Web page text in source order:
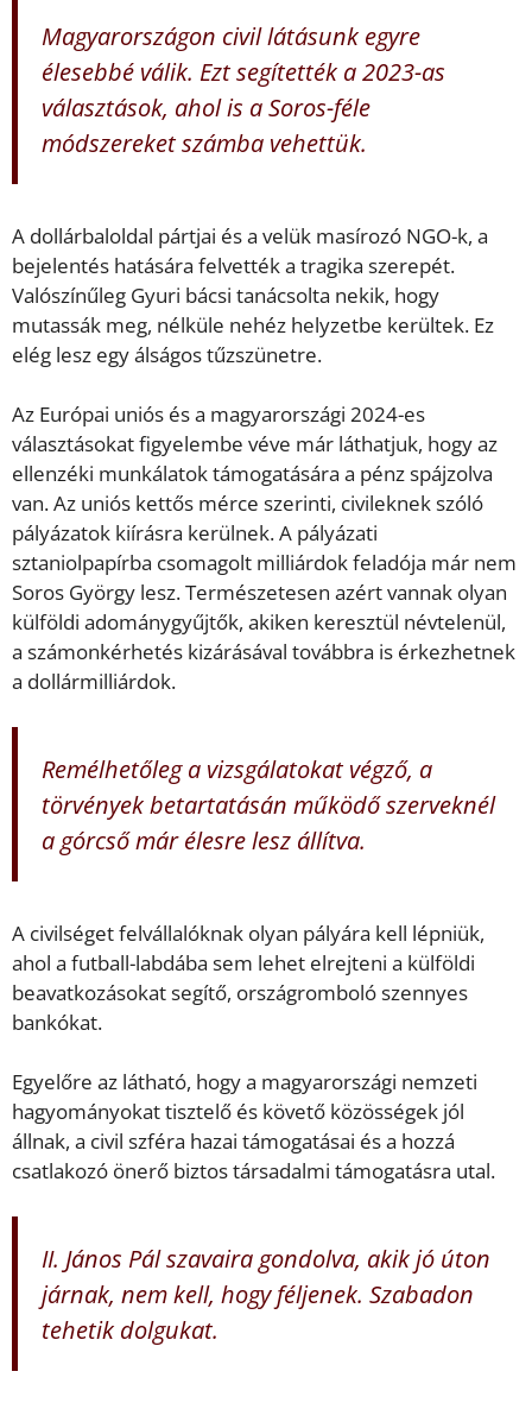
Magyarországon civil látásunk egyre
élesebbé válik. Ezt segítették a 2023-as
választások, ahol is a Soros-féle
módszereket számba vehettük.
A dollárbaloldal pártjai és a velük masírozó NGO-k, a
bejelentés hatására felvették a tragika szerepét.
Valószínűleg Gyuri bácsi tanácsolta nekik, hogy
mutassák meg, nélküle nehéz helyzetbe kerültek. Ez
elég lesz egy álságos tűzszünetre.
Az Európai uniós és a magyarországi 2024-es
választásokat figyelembe véve már láthatjuk, hogy az
ellenzéki munkálatok támogatására a pénz spájzolva
van. Az uniós kettős mérce szerinti, civileknek szóló
pályázatok kiírásra kerülnek. A pályázati
sztaniolpapírba csomagolt milliárdok feladója már nem
Soros György lesz. Természetesen azért vannak olyan
külföldi adománygyűjtők, akiken keresztül névtelenül,
a számonkérhetés kizárásával továbbra is érkezhetnek
a dollármilliárdok.
Remélhetőleg a vizsgálatokat végző, a
törvények betartatásán működő szerveknél
a górcső már élesre lesz állítva.
A civilséget felvállalóknak olyan pályára kell lépniük,
ahol a futball-labdába sem lehet elrejteni a külföldi
beavatkozásokat segítő, országromboló szennyes
bankókat.
Egyelőre az látható, hogy a magyarországi nemzeti
hagyományokat tisztelő és követő közösségek jól
állnak, a civil szféra hazai támogatásai és a hozzá
csatlakozó önerő biztos társadalmi támogatásra utal.
II. János Pál szavaira gondolva, akik jó úton
járnak, nem kell, hogy féljenek. Szabadon
tehetik dolgukat.